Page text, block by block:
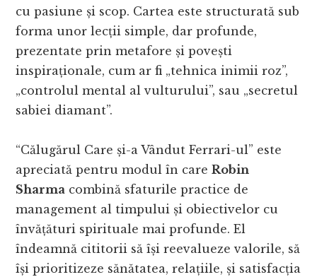
cu pasiune și scop. Cartea este structurată sub
forma unor lecții simple, dar profunde,
prezentate prin metafore și povești
inspiraționale, cum ar fi „tehnica inimii roz”,
„controlul mental al vulturului”, sau „secretul
sabiei diamant”.
“Călugărul Care și-a Vândut Ferrari-ul” este
apreciată pentru modul în careRobin
Sharma combină sfaturile practice de
management al timpului și obiectivelor cu
învățături spirituale mai profunde. El
îndeamnă cititorii să își reevalueze valorile, să
își prioritizeze sănătatea, relațiile, și satisfacția